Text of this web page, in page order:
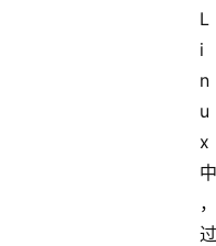
L
i
n
u
x
中
，
过